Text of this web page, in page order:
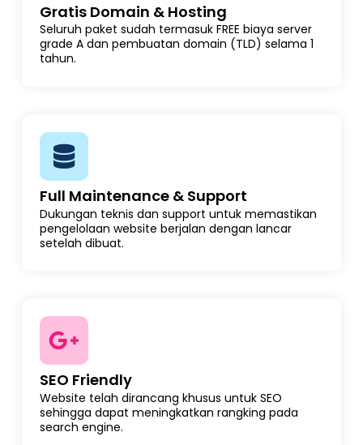
Gratis Domain & Hosting
Seluruh paket sudah termasuk FREE biaya server
grade A dan pembuatan domain (TLD) selama 1
tahun.
Full Maintenance & Support
Dukungan teknis dan support untuk memastikan
pengelolaan website berjalan dengan lancar
setelah dibuat.
SEO Friendly
Website telah dirancang khusus untuk SEO
sehingga dapat meningkatkan rangking pada
search engine.